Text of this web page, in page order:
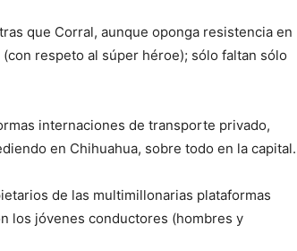
que Corral, aunque oponga resistencia en
respeto al súper héroe); sólo faltan sólo
internaciones de transporte privado,
en Chihuahua, sobre todo en la capital.
de las multimillonarias plataformas
los jóvenes conductores (hombres y